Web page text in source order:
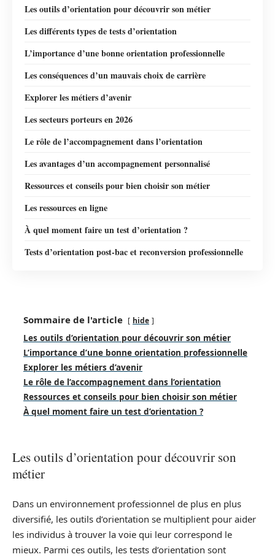
Les outils d’orientation pour découvrir son métier
Les différents types de tests d’orientation
L’importance d’une bonne orientation professionnelle
Les conséquences d’un mauvais choix de carrière
Explorer les métiers d’avenir
Les secteurs porteurs en 2026
Le rôle de l’accompagnement dans l’orientation
Les avantages d’un accompagnement personnalisé
Ressources et conseils pour bien choisir son métier
Les ressources en ligne
À quel moment faire un test d’orientation ?
Tests d’orientation post-bac et reconversion professionnelle
Sommaire de l'article hide
Les outils d’orientation pour découvrir son métier
L’importance d’une bonne orientation professionnelle
Explorer les métiers d’avenir
Le rôle de l’accompagnement dans l’orientation
Ressources et conseils pour bien choisir son métier
À quel moment faire un test d’orientation ?
Les outils d’orientation pour découvrir son
métier
Dans un environnement professionnel de plus en plus
diversifié, les outils d’orientation se multiplient pour aider
les individus à trouver la voie qui leur correspond le
mieux. Parmi ces outils, les tests d’orientation sont